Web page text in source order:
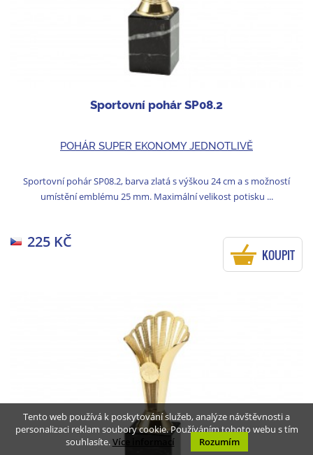
Sportovní pohár SP08.2
POHÁR SUPER EKONOMY JEDNOTLIVĚ
Sportovní pohár SP08.2, barva zlatá s výškou 24 cm a s možností
umístění emblému 25 mm. Maximální velikost potisku ...
225 KČ
KOUPIT
Tento web používá k poskytování služeb, analýze návštěvnosti a
personalizaci reklam soubory cookie. Používáním tohoto webu s tím
souhlasíte.Více informací Rozumím